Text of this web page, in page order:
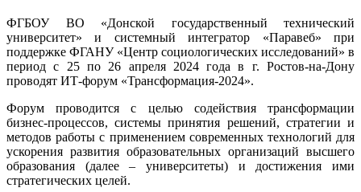
ФГБОУ ВО «Донской государственный технический
университет» и системный интегратор «Паравеб» при
поддержке ФГАНУ «Центр социологических исследований» в
период с 25 по 26 апреля 2024 года в г. Ростов-на-Дону
проводят ИТ-форум «Трансформация-2024».
Форум проводится с целью содействия трансформации
бизнес-процессов, системы принятия решений, стратегии и
методов работы с применением современных технологий для
ускорения развития образовательных организаций высшего
образования (далее – университеты) и достижения ими
стратегических целей.